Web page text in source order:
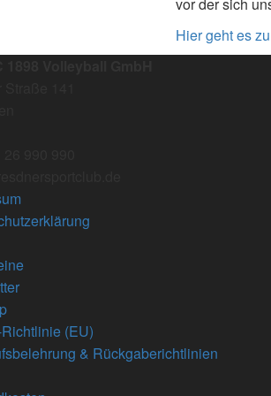
Hier geht es
(EU)
& Rückgaberichtlinien